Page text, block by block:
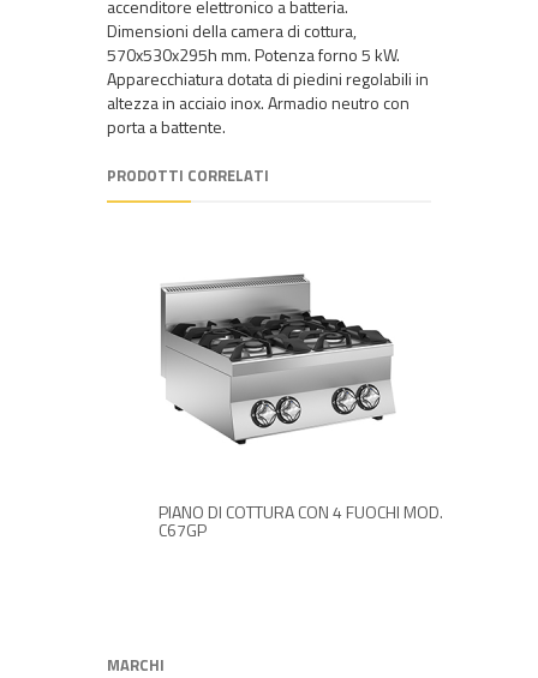
accenditore elettronico a batteria.
Dimensioni della camera di cottura,
570x530x295h mm. Potenza forno 5 kW.
Apparecchiatura dotata di piedini regolabili in
altezza in acciaio inox. Armadio neutro con
porta a battente.
PRODOTTI CORRELATI
PIANO DI COTTURA CON 4 FUOCHI MOD.
MARCHI